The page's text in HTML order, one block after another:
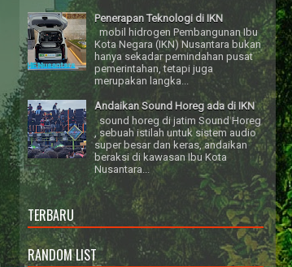
Penerapan Teknologi di IKN
mobil hidrogen Pembangunan Ibu
Kota Negara (IKN) Nusantara bukan
hanya sekadar pemindahan pusat
pemerintahan, tetapi juga
merupakan langka...
Andaikan Sound Horeg ada di IKN
sound horeg di jatim Sound Horeg
, sebuah istilah untuk sistem audio
super besar dan keras, andaikan
beraksi di kawasan Ibu Kota
Nusantara...
TERBARU
RANDOM LIST